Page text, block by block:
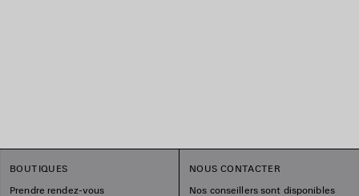
BOUTIQUES
Prendre rendez-vous
NOUS CONTACTER
Nos conseillers sont disponibles